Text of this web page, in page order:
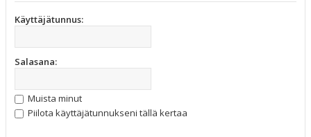
Käyttäjätunnus:
Salasana:
Muista minut
Piilota käyttäjätunnukseni tällä kertaa